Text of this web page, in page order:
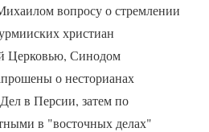
вопросу о стремлении
христиан
Церковью, Синодом
о несторианах
в Персии, затем по
в "восточных делах"